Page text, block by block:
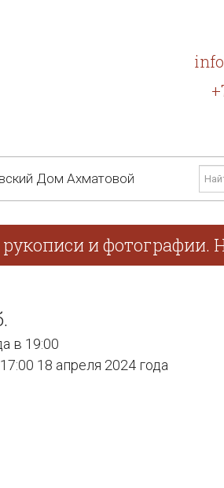
Дом Ахматовой
и фотографии.
в 19:00
18 апреля 2024 года